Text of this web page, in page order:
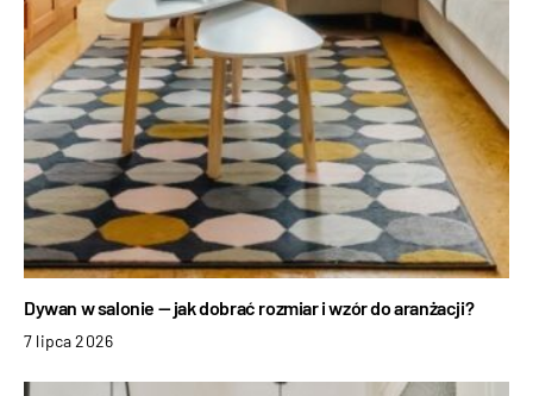
Dywan w salonie — jak dobrać rozmiar i wzór do aranżacji?
7 lipca 2026